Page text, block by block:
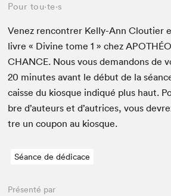
Pour tou⋅te⋅s
Venez ren­con­tr­er Kel­ly-Ann Clouti­er
livre « Divine tome1 » chez
CHANCE. Nous vous deman­dons de
20 min­utes avant le début de la
caisse du kiosque indiqué plus haut.
bre d’auteurs et d’autrices, vous
tre un coupon au kiosque.
Séance de dédicace
Présenté par